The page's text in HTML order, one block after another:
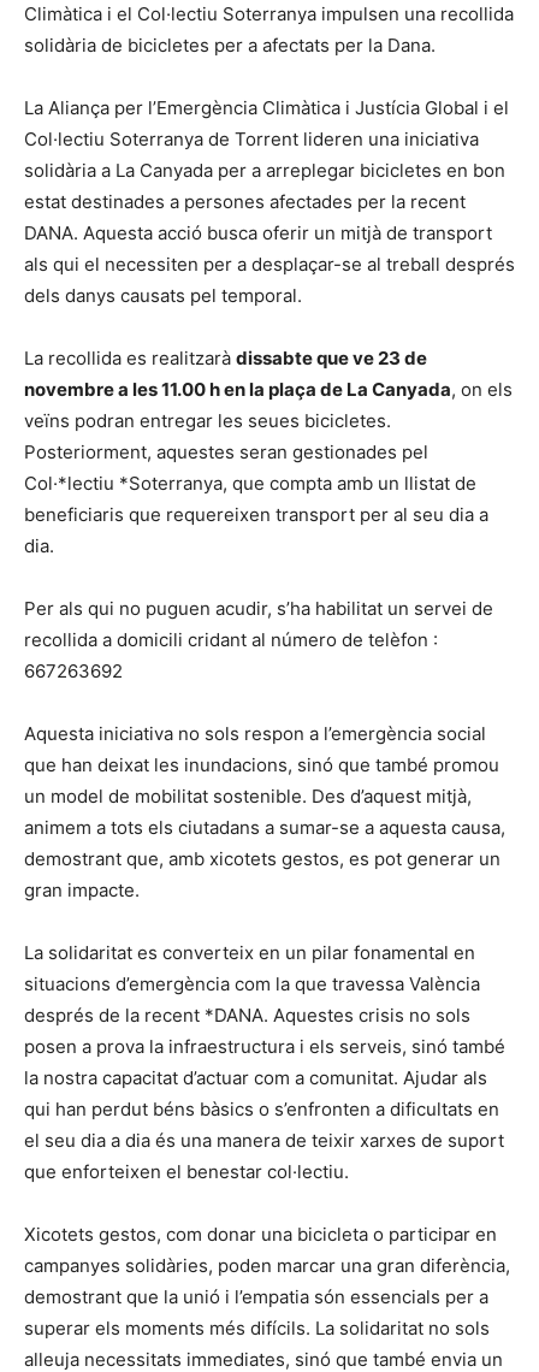
Climàtica i el Col·lectiu Soterranya impulsen una recollida
solidària de bicicletes per a afectats per la Dana.
La Aliança per l’Emergència Climàtica i Justícia Global i el
Col·lectiu Soterranya de Torrent lideren una iniciativa
solidària a La Canyada per a arreplegar bicicletes en bon
estat destinades a persones afectades per la recent
DANA. Aquesta acció busca oferir un mitjà de transport
als qui el necessiten per a desplaçar-se al treball després
dels danys causats pel temporal.
La recollida es realitzarà dissabte que ve 23 de
novembre a les 11.00 h en la plaça de La Canyada, on els
veïns podran entregar les seues bicicletes.
Posteriorment, aquestes seran gestionades pel
Col·*lectiu *Soterranya, que compta amb un llistat de
beneficiaris que requereixen transport per al seu dia a
dia.
Per als qui no puguen acudir, s’ha habilitat un servei de
recollida a domicili cridant al número de telèfon :
667263692
Aquesta iniciativa no sols respon a l’emergència social
que han deixat les inundacions, sinó que també promou
un model de mobilitat sostenible. Des d’aquest mitjà,
animem a tots els ciutadans a sumar-se a aquesta causa,
demostrant que, amb xicotets gestos, es pot generar un
gran impacte.
La solidaritat es converteix en un pilar fonamental en
situacions d’emergència com la que travessa València
després de la recent *DANA. Aquestes crisis no sols
posen a prova la infraestructura i els serveis, sinó també
la nostra capacitat d’actuar com a comunitat. Ajudar als
qui han perdut béns bàsics o s’enfronten a dificultats en
el seu dia a dia és una manera de teixir xarxes de suport
que enforteixen el benestar col·lectiu.
Xicotets gestos, com donar una bicicleta o participar en
campanyes solidàries, poden marcar una gran diferència,
demostrant que la unió i l’empatia són essencials per a
superar els moments més difícils. La solidaritat no sols
alleuja necessitats immediates, sinó que també envia un